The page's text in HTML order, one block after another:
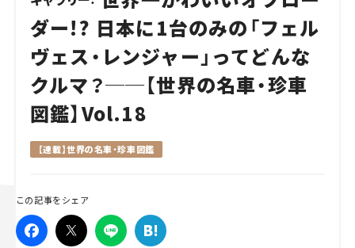
ダー!? 日本に1台のみの「フェル
ヴェス・レンジャー」ってどんな
クルマ？──【世界の名車・珍車
図鑑】Vol.18
【連載】世界の名車・珍車図鑑
この記事をシェア
Traffic
Special
Series
Campaign
スズキ ジムニー｜Suzuki Jimny
マツダ｜Mazda
マツダ ロードスター｜Mazda Roadster